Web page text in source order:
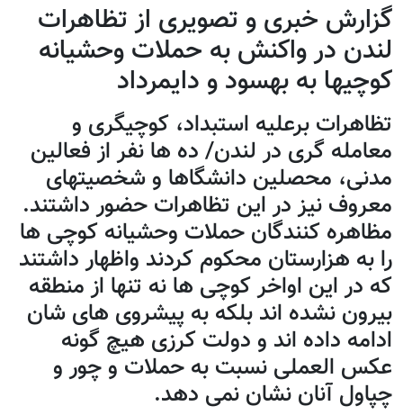
گزارش خبری و تصویری از تظاهرات
لندن در واکنش به حملات وحشیانه
کوچیها به بهسود و دایمرداد
تظاهرات برعلیه استبداد، کوچیگری و
معامله گری در لندن/ ده ها نفر از فعالین
مدنی، محصلین دانشگاها و شخصیتهای
معروف نیز در این تظاهرات حضور داشتند.
مظاهره کنندگان حملات وحشیانه کوچی ها
را به هزارستان محکوم کردند واظهار داشتند
که در این اواخر کوچی ها نه تنها از منطقه
بیرون نشده اند بلکه به پیشروی های شان
ادامه داده اند و دولت کرزی هیچ گونه
عکس العملی نسبت به حملات و چور و
چپاول آنان نشان نمی دهد.